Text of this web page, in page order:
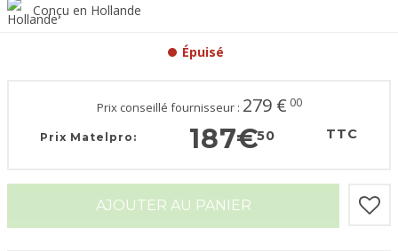
Conçu en Hollande
Épuisé
Prix conseillé fournisseur : 279 € 00
Prix Matelpro: 187€50 TTC
AJOUTER AU PANIER